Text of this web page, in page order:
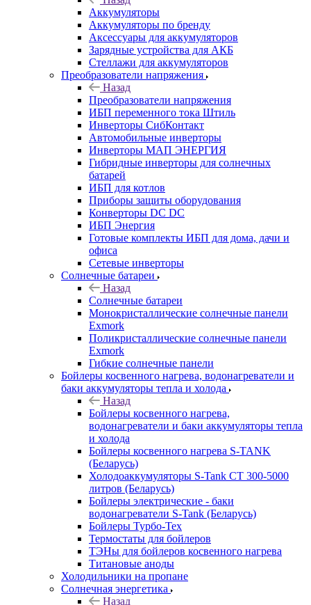
Аккумуляторы
Аккумуляторы по бренду
Аксессуары для аккумуляторов
Зарядные устройства для АКБ
Стеллажи для аккумуляторов
Преобразователи напряжения
Назад
Преобразователи напряжения
ИБП переменного тока Штиль
Инверторы СибКонтакт
Автомобильные инверторы
Инверторы МАП ЭНЕРГИЯ
Гибридные инверторы для солнечных
батарей
ИБП для котлов
Приборы защиты оборудования
Конверторы DC DC
ИБП Энергия
Готовые комплекты ИБП для дома, дачи и
офиса
Сетевые инверторы
Солнечные батареи
Назад
Солнечные батареи
Монокристаллические солнечные панели
Exmork
Поликристаллические солнечные панели
Exmork
Гибкие солнечные панели
Бойлеры косвенного нагрева, водонагреватели и
баки аккумуляторы тепла и холода
Назад
Бойлеры косвенного нагрева,
водонагреватели и баки аккумуляторы тепла
и холода
Бойлеры косвенного нагрева S-TANK
(Беларусь)
Холодоаккумуляторы S-Tank СТ 300-5000
литров (Беларусь)
Бойлеры электрические - баки
водонагреватели S-Tank (Беларусь)
Бойлеры Турбо-Тех
Термостаты для бойлеров
ТЭНы для бойлеров косвенного нагрева
Титановые аноды
Холодильники на пропане
Солнечная энергетика
Назад